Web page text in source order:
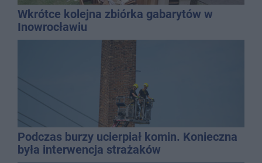
Wkrótce kolejna zbiórka gabarytów w
Inowrocławiu
Podczas burzy ucierpiał komin. Konieczna
była interwencja strażaków